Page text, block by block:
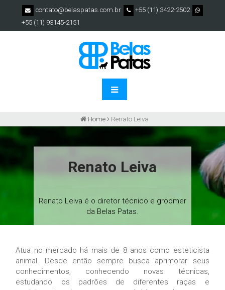
contato@belaspatas.com.br
+55 (11) 3422-2502
+55 (11) 93145-2151
Home Renato Leiva
Renato Leiva
Renato Leiva é o diretor técnico e groomer
da Belas Patas.
Atua no mercado há mais de 8 anos como esteticista
animal. Desde então sempre busca aprimorar seus
conhecimentos, conhecendo novas técnicas,
estudando os padrões de diferentes raças e